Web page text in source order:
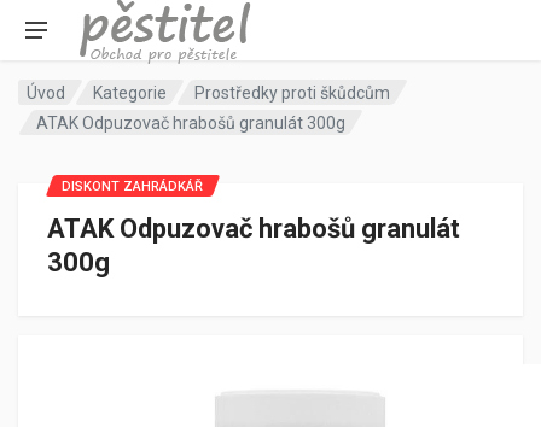
Úvod Kategorie
Prostředky proti škůdcům
ATAK Odpuzovač hrabošů granulát 300g
ATAK Odpuzovač hrabošů granulát
300g
DISKONT ZAHRÁDKÁŘ